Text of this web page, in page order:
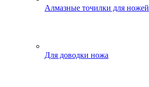
Алмазные точилки для ножей
Для доводки ножа